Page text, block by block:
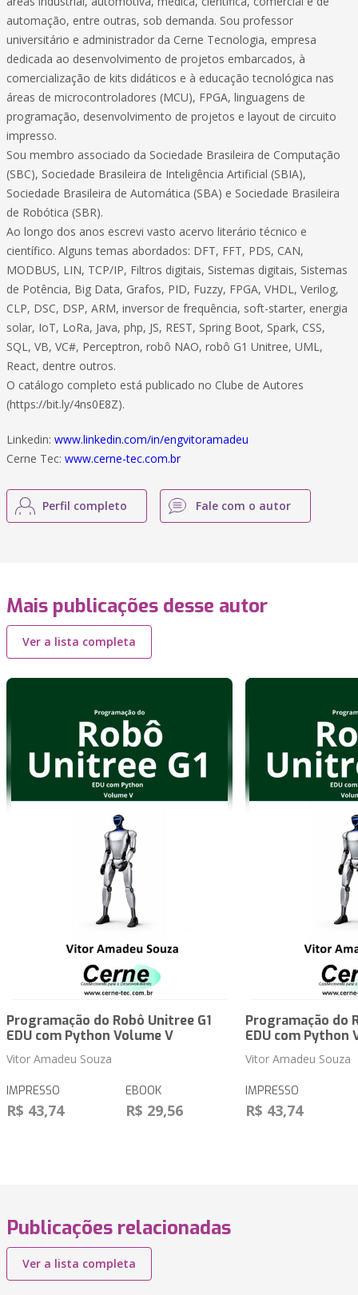
automação, entre outras, sob demanda. Sou professor
universitário e administrador da Cerne Tecnologia, empresa
dedicada ao desenvolvimento de projetos embarcados, à
comercialização de kits didáticos e à educação tecnológica nas
áreas de microcontroladores (MCU), FPGA, linguagens de
programação, desenvolvimento de projetos e layout de circuito
impresso.
Sou membro associado da Sociedade Brasileira de Computação
(SBC), Sociedade Brasileira de Inteligência Artificial (SBIA),
Sociedade Brasileira de Automática (SBA) e Sociedade Brasileira
de Robótica (SBR).
Ao longo dos anos escrevi vasto acervo literário técnico e
científico. Alguns temas abordados: DFT, FFT, PDS, CAN,
MODBUS, LIN, TCP/IP, Filtros digitais, Sistemas digitais, Sistemas
de Potência, Big Data, Grafos, PID, Fuzzy, FPGA, VHDL, Verilog,
CLP, DSC, DSP, ARM, inversor de frequência, soft-starter, energia
solar, IoT, LoRa, Java, php, JS, REST, Spring Boot, Spark, CSS,
SQL, VB, VC#, Perceptron, robô NAO, robô G1 Unitree, UML,
React, dentre outros.
O catálogo completo está publicado no Clube de Autores
(https://bit.ly/4ns0E8Z).
Linkedin: www.linkedin.com/in/engvitoramadeu
Cerne Tec: www.cerne-tec.com.br
Perfil completo Fale com o autor
Mais publicações desse autor
Ver a lista completa
Programação do Robô Unitree G1
EDU com Python Volume V
Vitor Amadeu Souza
IMPRESSO
R$ 43,74
EBOOK
R$ 29,56
Programação do
EDU com Python
Vitor Amadeu Souza
IMPRESSO
R$ 43,74
Publicações relacionadas
Ver a lista completa